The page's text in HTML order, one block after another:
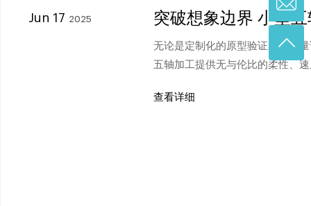
Jun 17 2025 突破想象边界 小型
无论是定制化的原型验证、小批
五轴加工提供无与伦比的柔性、
查看详细